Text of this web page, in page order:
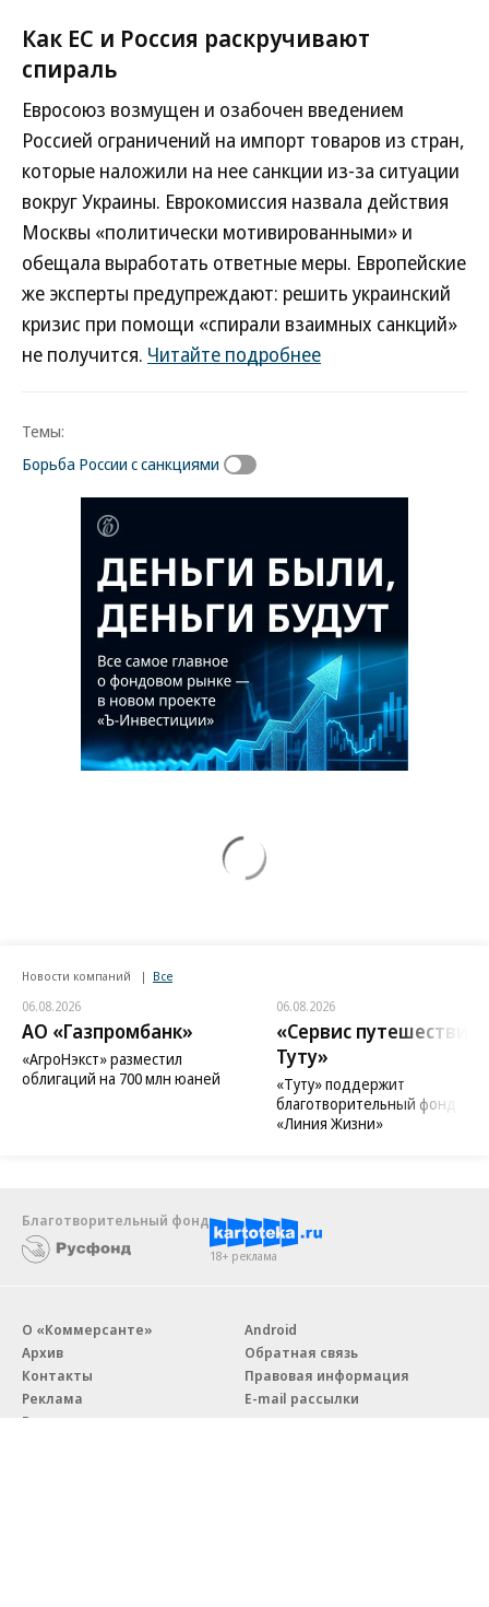
Как ЕС и Россия раскручивают
спираль
Евросоюз возмущен и озабочен введением
Россией ограничений на импорт товаров из стран,
которые наложили на нее санкции из-за ситуации
вокруг Украины. Еврокомиссия назвала действия
Москвы «политически мотивированными» и
обещала выработать ответные меры. Европейские
же эксперты предупреждают: решить украинский
кризис при помощи «спирали взаимных санкций»
не получится. Читайте подробнее
Темы:
Борьба России с санкциями
Новости компаний Все
06.08.2026
АО «Газпромбанк»
«АгроНэкст» разместил
облигаций на 700 млн юаней
06.08.2026
«Сервис путешествий
Туту»
«Туту» поддержит
благотворительный фонд
«Линия Жизни»
Благотворительный фонд
18+ реклама
О «Коммерсанте»
Архив
Контакты
Реклама
Вакансии
Android
Обратная связь
Правовая информация
E-mail рассылки